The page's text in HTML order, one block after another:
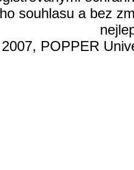
souhlasu a bez
POPPER